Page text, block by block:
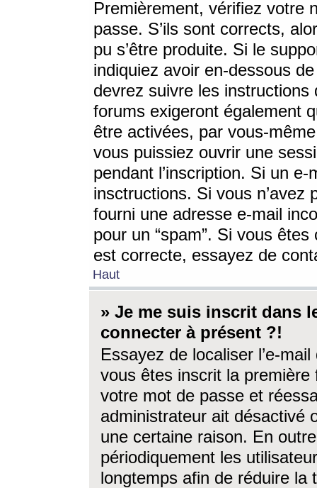
Premièrement, vérifiez votre
passe. S’ils sont corrects,
pu s’être produite. Si le
indiquiez avoir en-dessous
devrez suivre les
forums exigeront également
être activées, par vous-
vous puissiez ouvrir une
pendant l’inscription. Si un
insctructions. Si vous n’avez
fourni une adresse e-mail
pour un “spam”. Si vous
est correcte, essayez de
Haut
» Je me suis inscrit dans
connecter à présent ?!
Essayez de localiser l’e-
vous êtes inscrit la première
votre mot de passe et
administrateur ait désactivé
une certaine raison. En
périodiquement les
longtemps afin de réduire la